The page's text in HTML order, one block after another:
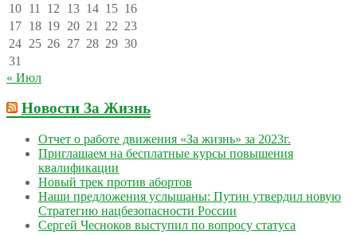
10 11 12 13 14 15 16
17 18 19 20 21 22 23
24 25 26 27 28 29 30
31
« Июл
Новости За Жизнь
Отчет о работе движения «За жизнь» за 2023г.
Приглашаем на бесплатные курсы повышения
квалификации
Новый трек против абортов
Наши предложения услышаны: Путин утвердил новую
Стратегию нацбезопасности России
Сергей Чесноков выступил по вопросу статуса